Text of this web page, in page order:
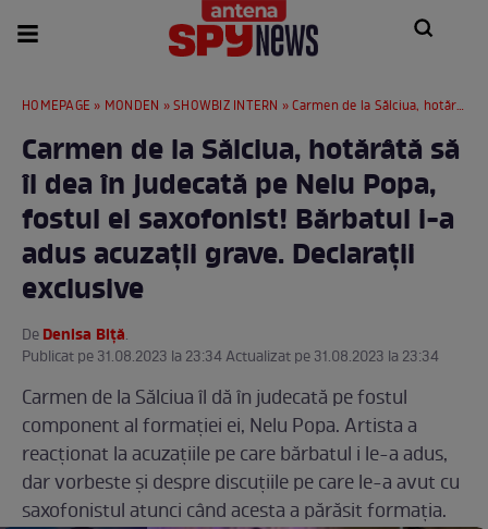
HOMEPAGE » MONDEN »SHOWBIZ INTERN » Carmen de la Sălciua, hotărâtă să îl dea în judecată pe Nelu Popa, fostul ei saxofonist! Bărbatul i-a adus acuzații grave. Declarații exclusive
Carmen de la Sălciua, hotărâtă să
îl dea în judecată pe Nelu Popa,
fostul ei saxofonist! Bărbatul i-a
adus acuzații grave. Declarații
exclusive
DeDenisa Biță.
Publicat pe 31.08.2023 la 23:34 Actualizat pe 31.08.2023 la 23:34
Carmen de la Sălciua îl dă în judecată pe fostul
component al formației ei, Nelu Popa. Artista a
reacționat la acuzațiile pe care bărbatul i le-a adus,
dar vorbeste și despre discuțiile pe care le-a avut cu
saxofonistul atunci când acesta a părăsit formația.